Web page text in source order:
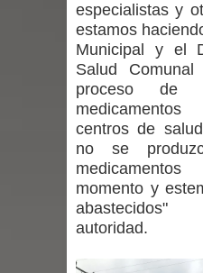
en la alta
impacto
INDAP
incentivos a
de la
especialistas y
estamos
Municipal y el
Salud
proceso de
centros de
no se
momento y
autoridad.